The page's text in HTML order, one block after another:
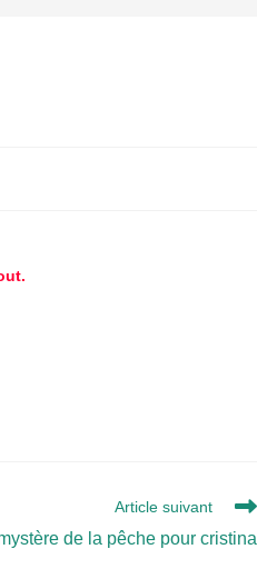
Article suivant
de la pêche pour cristina